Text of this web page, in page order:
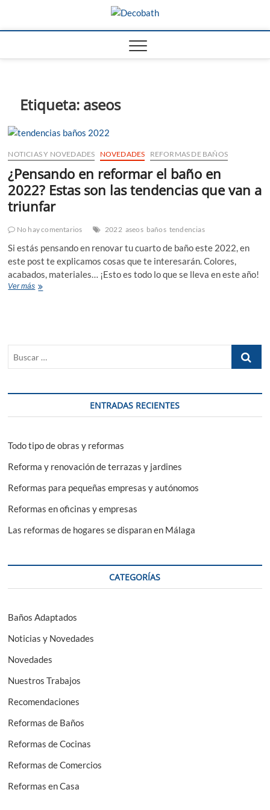
contenido
Decobath
COCINAS EN MÁLAGA
Etiqueta: aseos
NOTICIAS Y NOVEDADES NOVEDADES REFORMAS DE BAÑOS
¿Pensando en reformar el baño en
2022? Estas son las tendencias que van a
triunfar
No hay comentarios 2022 aseos baños tendencias
Si estás pensando en renovar tu cuarto de baño este 2022, en
este post te explicamos cosas que te interesarán. Colores,
acabados, materiales… ¡Esto es todo lo que se lleva en este año!
Ver más¿Pensando
Estas
tendencias
van
Buscar
ENTRADAS RECIENTES
Todo tipo de obras y reformas
Reforma y renovación de terrazas y jardines
Reformas para pequeñas empresas y autónomos
Reformas en oficinas y empresas
Las reformas de hogares se disparan en Málaga
CATEGORÍAS
Baños Adaptados
Noticias y Novedades
Novedades
Nuestros Trabajos
Recomendaciones
Reformas de Baños
Reformas de Cocinas
Reformas de Comercios
Reformas en Casa